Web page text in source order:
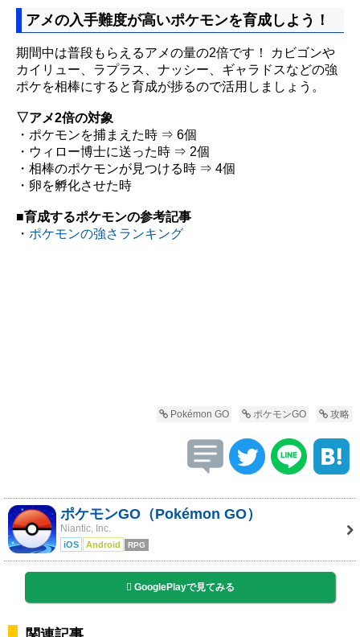
アメの入手難度が高いポケモンを育成しよう！
期間中は普段もらえるアメの量の2倍です！ カビゴンや
カイリュー、ラプラス、ナッシー、ギャラドスなどの強
ポケを相棒にすると育成が捗るので活用しましょう。
▽アメ2倍の対象
・ポケモンを捕まえた時 ⇒ 6個
・ウィロー博士に送った時 ⇒ 2個
・相棒のポケモンが見つける時 ⇒ 4個
・卵を孵化させた時
■育成するポケモンの参考記事
・ ポケモンの強さランキング
Pokémon GO ポケモンGO 攻略
ポケモンGO（Pokémon GO）
Niantic, Inc.
iOS Android RPG
GooglePlayで見てみる